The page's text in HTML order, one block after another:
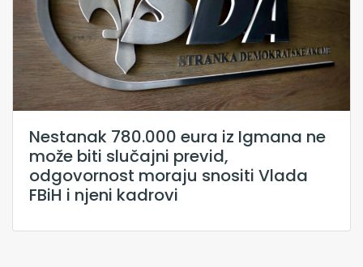
Nestanak 780.000 eura iz Igmana ne
može biti slučajni previd,
odgovornost moraju snositi Vlada
FBiH i njeni kadrovi